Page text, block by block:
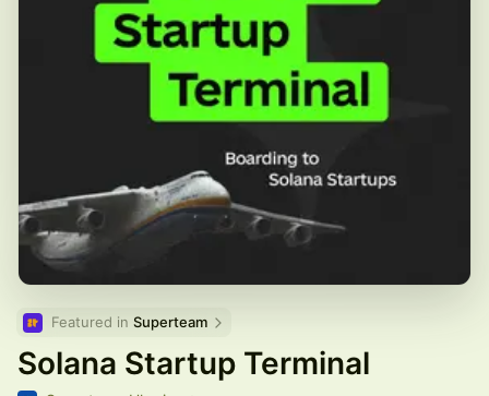
Featured in Superteam
Solana Startup Terminal